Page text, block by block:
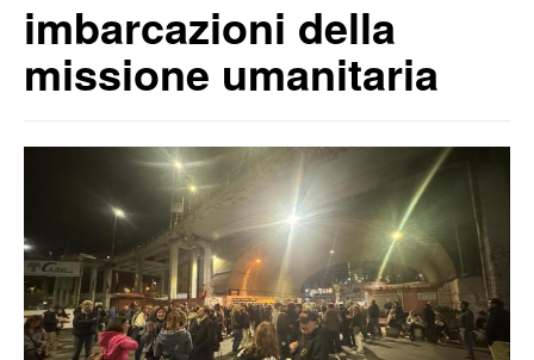
imbarcazioni della
missione umanitaria